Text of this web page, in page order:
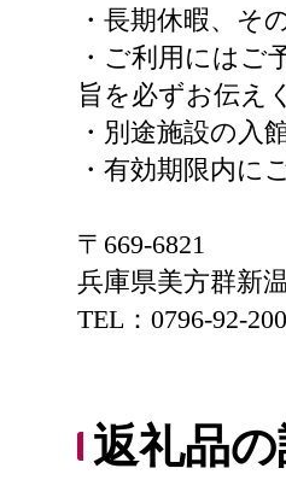
・長期休暇、そ
・ご利用には
旨を必ずお伝え
・別途施設の入
・有効期限内に
〒669-6821
兵庫県美方群新
TEL：0796-92-
返礼品の